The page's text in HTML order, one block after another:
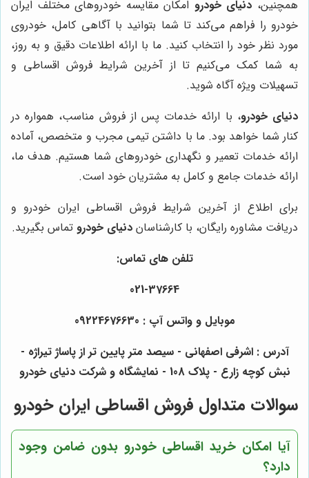
همچنین، دنیای خودرو امکان مقایسه خودروهای مختلف ایران
خودرو را فراهم می‌کند تا شما بتوانید با آگاهی کامل، خودروی
مورد نظر خود را انتخاب کنید. ما با ارائه اطلاعات دقیق و به روز،
به شما کمک می‌کنیم تا از آخرین شرایط فروش اقساطی و
تسهیلات ویژه آگاه شوید.
دنیای خودرو، با ارائه خدمات پس از فروش مناسب، همواره در
کنار شما خواهد بود. ما با داشتن تیمی مجرب و متخصص، آماده
ارائه خدمات تعمیر و نگهداری خودروهای شما هستیم. هدف ما،
ارائه خدمات جامع و کامل به مشتریان خود است.
برای اطلاع از آخرین شرایط فروش اقساطی ایران خودرو و
دریافت مشاوره رایگان، با کارشناسان دنیای خودرو تماس بگیرید.
تلفن های تماس:
021-37664
موبایل و واتس آپ : 09224676630
آدرس : اشرفی اصفهانی - سیصد متر پایین تر از پاساژ تیراژه -
نبش کوچه زارع - پلاک 108 - نمایشگاه و شرکت دنیای خودرو
سوالات متداول فروش اقساطی ایران خودرو
آیا امکان خرید اقساطی خودرو بدون ضامن وجود
دارد؟